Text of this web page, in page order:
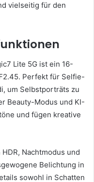
vielseitig für den
Lite 5G ist ein 16-
Perfekt für Selfie-
um Selbstporträts zu
Beauty-Modus und KI-
und fügen kreative
Nachtmodus und
Belichtung in
sowohl in Schatten